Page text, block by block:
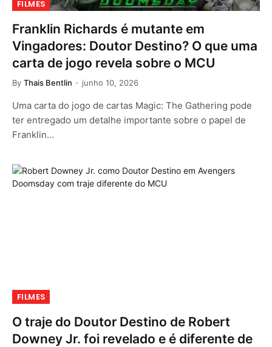
FILMES
Franklin Richards é mutante em
Vingadores: Doutor Destino? O que uma
carta de jogo revela sobre o MCU
By Thais Bentlin junho 10, 2026
Uma carta do jogo de cartas Magic: The Gathering pode
ter entregado um detalhe importante sobre o papel de
Franklin…
FILMES
O traje do Doutor Destino de Robert
Downey Jr. foi revelado e é diferente de